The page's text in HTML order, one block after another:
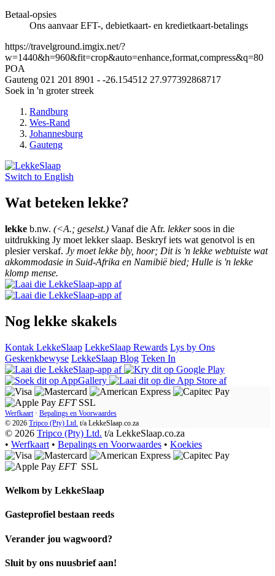
Betaal-opsies
Ons aanvaar EFT-, debietkaart- en kredietkaart-betalings
https://travelground.imgix.net/?
w=1440&h=960&fit=crop&auto=enhance,format,compress&q=80
POA
Gauteng 021 201 8901 - -26.154512 27.977392868717
Soek in 'n groter streek
Randburg
Wes-Rand
Johannesburg
Gauteng
Switch to English
Wat beteken lekke?
lekke b.nw. (<A.; geselst.) Vanaf die Afr. lekkersoos in die
uitdrukking Jy moet lekker slaap. Beskryf iets wat genotvol is en
plesier verskaf. Jy moet lekke bly, hoor; Dit is 'n lekke webtuiste wat
akkommodasie in Suid-Afrika en Namibië bied; Hulle is 'n lekke
klomp mense.
Nog lekke skakels
Kontak LekkeSlaap LekkeSlaap Rewards Lys by Ons
Geskenkbewyse LekkeSlaap Blog Teken In
EFT SSL
Werfkaart · Bepalings en Voorwaardes
© 2026 Tripco (Pty) Ltd. t/a LekkeSlaap.co.za
© 2026 Tripco (Pty) Ltd. t/a LekkeSlaap.co.za
• Werfkaart • Bepalings en Voorwaardes • Koekies
EFT SSL
Welkom by LekkeSlaap
Gasteprofiel bestaan ​​reeds
Verander jou wagwoord?
Sluit by ons nuusbrief aan!